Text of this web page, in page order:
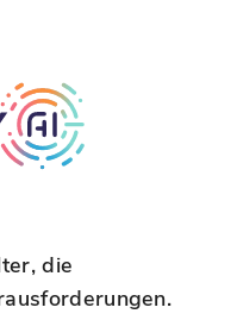
die